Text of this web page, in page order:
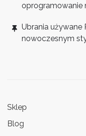
oprogramowanie
Ubrania używane
nowoczesnym
Sklep
Blog